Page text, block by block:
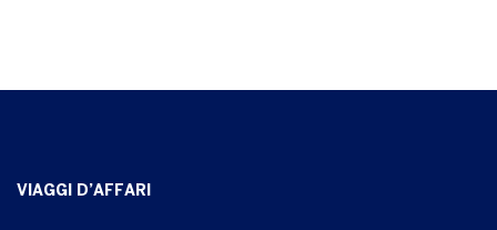
VIAGGI D’AFFARI